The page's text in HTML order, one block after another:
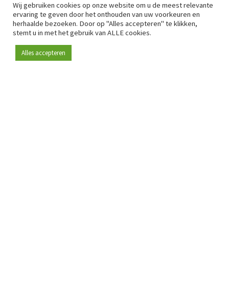
Wij gebruiken cookies op onze website om u de meest relevante
ervaring te geven door het onthouden van uw voorkeuren en
herhaalde bezoeken. Door op "Alles accepteren" te klikken,
stemt u in met het gebruik van ALLE cookies.
Alles accepteren